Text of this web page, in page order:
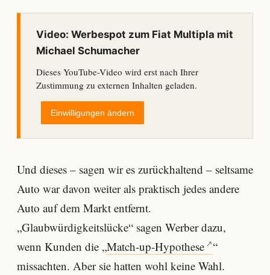
Video: Werbespot zum Fiat Multipla mit
Michael Schumacher
Dieses YouTube-Video wird erst nach Ihrer
Zustimmung zu externen Inhalten geladen.
Einwilligungen ändern
Und dieses – sagen wir es zurückhaltend – seltsame
Auto war davon weiter als praktisch jedes andere
Auto auf dem Markt entfernt.
„Glaubwürdigkeitslücke“ sagen Werber dazu,
wenn Kunden die „Match-up-Hypothese “
missachten. Aber sie hatten wohl keine Wahl.